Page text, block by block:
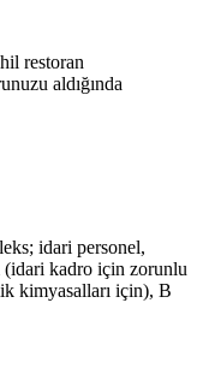
restoran
aldığında
idari personel,
(idari kadro için zorunlu
kimyasalları için), B